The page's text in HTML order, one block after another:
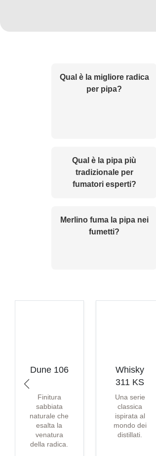
Qual è la migliore radica
per pipa?
Qual è la pipa più
tradizionale per
fumatori esperti?
Merlino fuma la pipa nei
fumetti?
Dune 106
Finitura
sabbiata
naturale che
esalta la
venatura
della radica.
Whisky
311 KS
Una serie
classica
ispirata al
mondo dei
distillati.